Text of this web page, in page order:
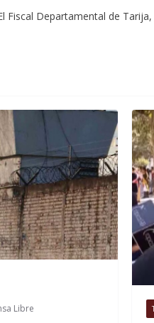
Fiscal Departamental de
Libre